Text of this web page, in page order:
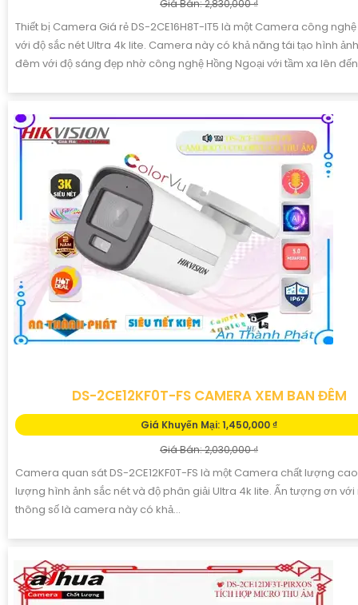
Giá Bán: 2,830,000 ₫
Thiết bị Camera Giá rẻ DS-2CE16H8T-IT5 là một Camera công
với độ sắc nét Ultra 4k lite. Camera này có khả năng tái tạo hình
đêm với độ sáng đẹp nhờ công nghệ Hồng Ngoại với tầm xa lên
DS-2CE12KF0T-FS CAMERA XEM BAN ĐÊM
Giá Khuyến Mại: 1,450,000 ₫
Giá Bán: 2,030,000 ₫
Camera quan sát DS-2CE12KF0T-FS là một Camera chất lượng
lượng hình ảnh sắc nét và độ phân giải Ultra 4k lite. Ấn tượng ơn
thông số là camera này có khả...